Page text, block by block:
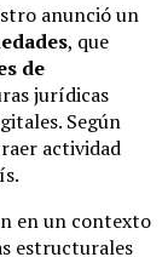
anunció un
, que
de
jurídicas
Según
actividad
en un contexto
estructurales